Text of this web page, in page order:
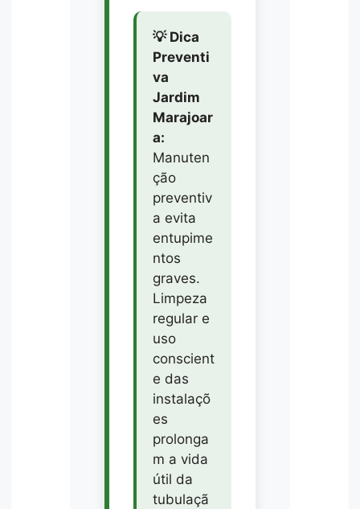
💡 Dica
Preventi
va
Jardim
Marajoar
a:
Manuten
ção
preventiv
a evita
entupime
ntos
graves.
Limpeza
regular e
uso
conscient
e das
instalaçõ
es
prolonga
m a vida
útil da
tubulaçã